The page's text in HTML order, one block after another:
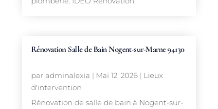
Rénovation Salle de Bain Nogent-sur-Marne 94130
par adminalexia | Mai 12, 2026| Lieux
d'intervention
Rénovation de salle de bain à Nogent-sur-